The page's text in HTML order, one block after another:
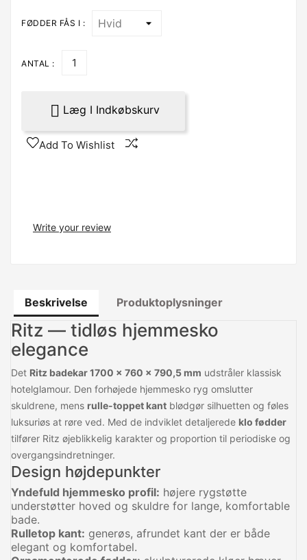
FØDDER FÅS I :
ANTAL :
 Læg I Indkøbskurv
Add To Wishlist
Write your review
Beskrivelse Produktoplysninger
Ritz — tidløs hjemmesko
elegance
Det Ritz badekar 1700 x 760 x 790,5 mm udstråler klassisk
hotelglamour. Den forhøjede hjemmesko ryg omslutter
skuldrene, mens rulle-toppet kant blødgør silhuetten og føles
luksuriøs at røre ved. Med de indviklet detaljerede klo fødder
tilfører Ritz øjeblikkelig karakter og proportion til periodiske og
overgangsindretninger.
Design højdepunkter
Yndefuld hjemmesko profil: højere rygstøtte
understøtter hoved og skuldre for lange, komfortable
bade.
Rulletop kant: generøs, afrundet kant der er både
elegant og komfortabel.